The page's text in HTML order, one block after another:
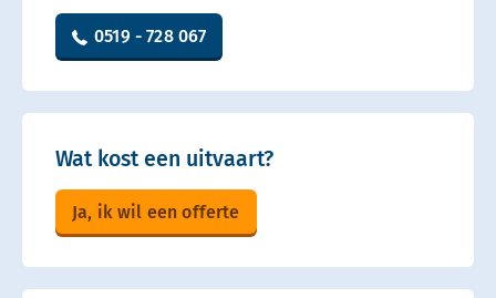
0519 - 728 067
Wat kost een uitvaart?
Ja, ik wil een offerte